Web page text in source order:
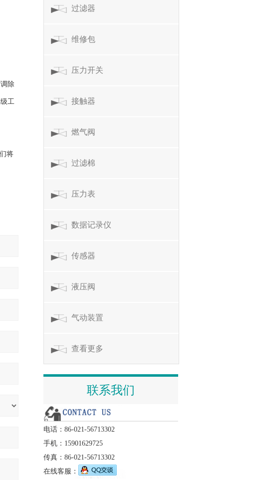
除
工
将
过滤器
维修包
压力开关
接触器
燃气阀
过滤棉
压力表
数据记录仪
传感器
液压阀
气动装置
查看更多
联系我们
电话：86-021-56713302
手机：15901629725
传真：86-021-56713302
在线客服：